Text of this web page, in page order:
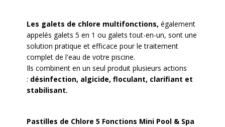
Les galets de chlore multifonctions, également
appelés galets 5 en 1 ou galets tout-en-un, sont une
solution pratique et efficace pour le traitement
complet de l'eau de votre piscine.
Ils combinent en un seul produit plusieurs actions
: désinfection, algicide, floculant, clarifiant et
stabilisant.
Pastilles de Chlore 5 Fonctions Mini Pool & Spa